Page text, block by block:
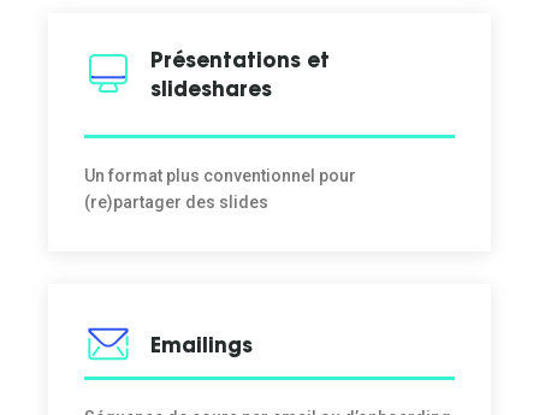
Présentations et
slideshares
Un format plus conventionnel pour
(re)partager des slides
Emailings